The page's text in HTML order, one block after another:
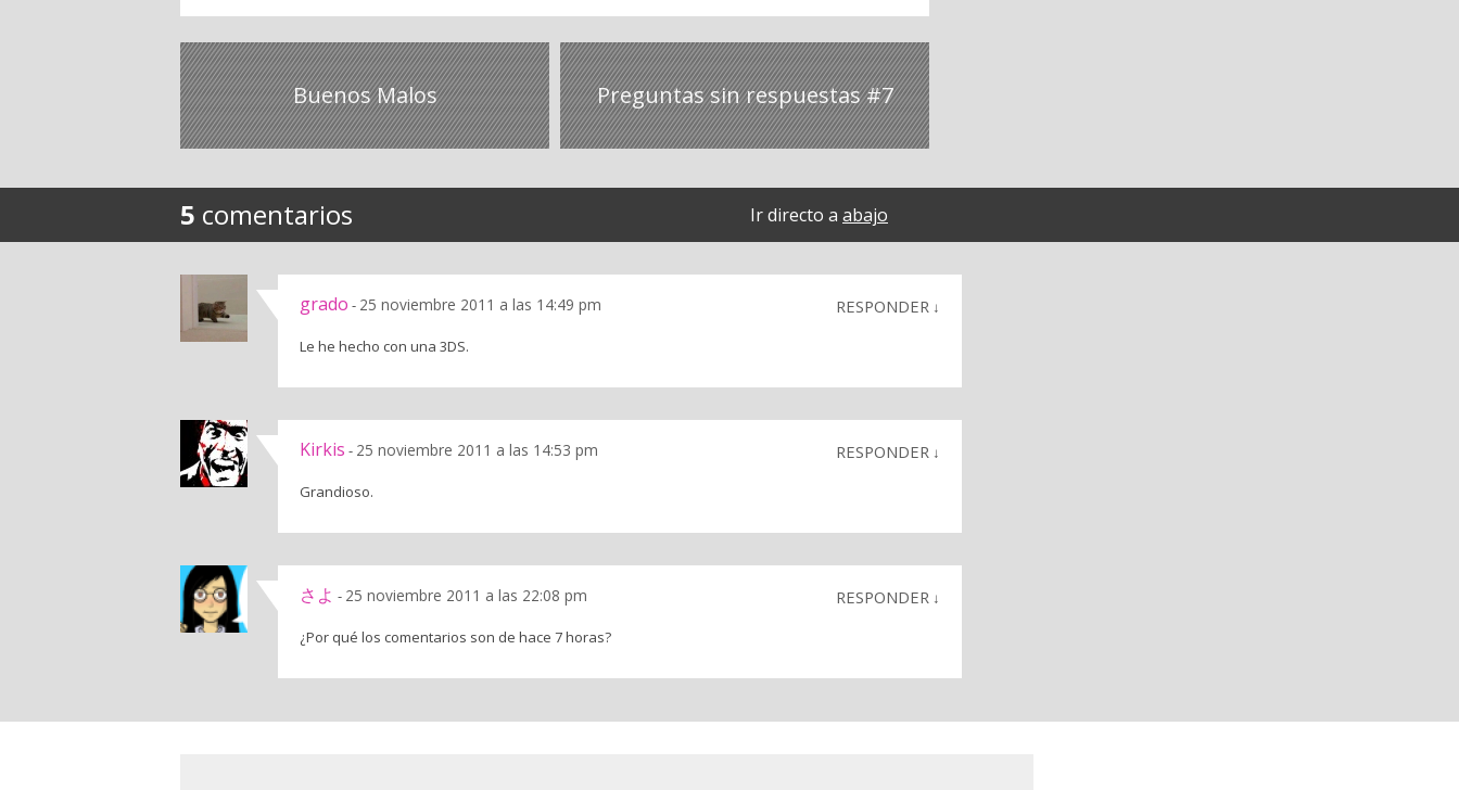
Buenos Malos Preguntas sin respuestas #7
5 comentarios Ir directo a abajo
grado - 25 noviembre 2011 a las 14:49 pm RESPONDER ↓
Le he hecho con una 3DS.
Kirkis - 25 noviembre 2011 a las 14:53 pm RESPONDER ↓
Grandioso.
さよ - 25 noviembre 2011 a las 22:08 pm RESPONDER ↓
¿Por qué los comentarios son de hace 7 horas?